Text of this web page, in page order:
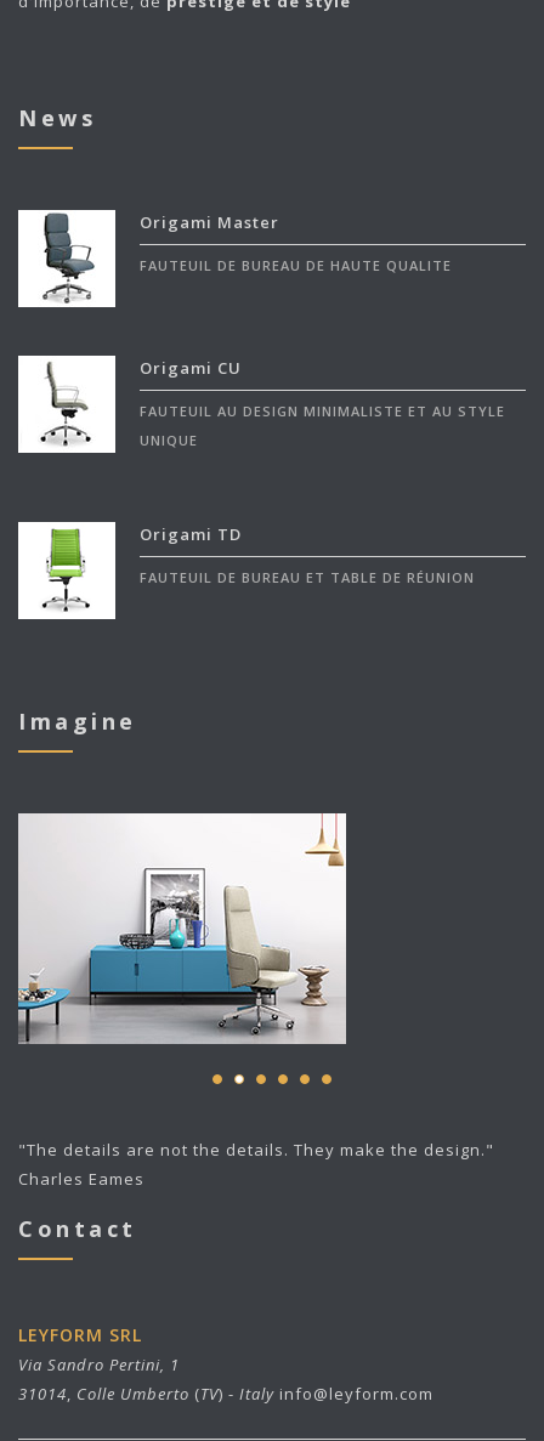
News
Origami Master
FAUTEUIL DE BUREAU DE HAUTE QUALITE
Origami CU
FAUTEUIL AU DESIGN MINIMALISTE ET AU STYLE
UNIQUE
Origami TD
FAUTEUIL DE BUREAU ET TABLE DE RÉUNION
Imagine
"The details are not the details. They make the design."
Charles Eames
Contact
LEYFORM SRL
Via Sandro Pertini, 1
31014, Colle Umberto (TV) - Italy info@leyform.com